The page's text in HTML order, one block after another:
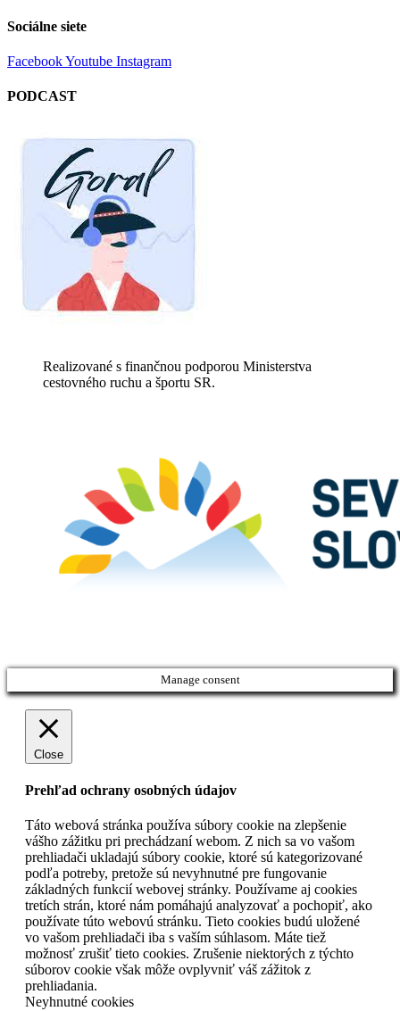
Sociálne siete
FacebookYoutube Instagram
PODCAST
Realizované s finančnou podporou Ministerstva
cestovného ruchu a športu SR.
Manage consent
Close
Prehľad ochrany osobných údajov
Táto webová stránka používa súbory cookie na zlepšenie
vášho zážitku pri prechádzaní webom. Z nich sa vo vašom
prehliadači ukladajú súbory cookie, ktoré sú kategorizované
podľa potreby, pretože sú nevyhnutné pre fungovanie
základných funkcií webovej stránky. Používame aj cookies
tretích strán, ktoré nám pomáhajú analyzovať a pochopiť, ako
používate túto webovú stránku. Tieto cookies budú uložené
vo vašom prehliadači iba s vaším súhlasom. Máte tiež
možnosť zrušiť tieto cookies. Zrušenie niektorých z týchto
súborov cookie však môže ovplyvniť váš zážitok z
prehliadania.
Neyhnutné cookies